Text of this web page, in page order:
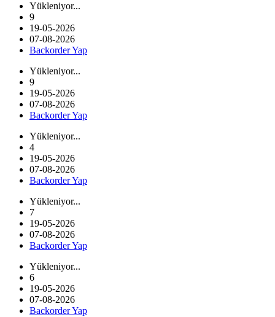
Yükleniyor...
9
19-05-2026
07-08-2026
Backorder Yap
Yükleniyor...
9
19-05-2026
07-08-2026
Backorder Yap
Yükleniyor...
4
19-05-2026
07-08-2026
Backorder Yap
Yükleniyor...
7
19-05-2026
07-08-2026
Backorder Yap
Yükleniyor...
6
19-05-2026
07-08-2026
Backorder Yap